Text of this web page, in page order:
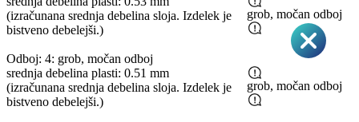
(izračunana srednja debelina sloja. Izdelek je
bistveno debelejši.)
Odboj: 4: grob, močan odboj
grob, močan odboj
srednja debelina plasti: 0.51 mm
(izračunana srednja debelina sloja. Izdelek je
bistveno debelejši.)
grob, močan odboj